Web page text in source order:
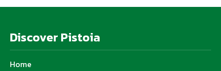
Discover Pistoia
Home